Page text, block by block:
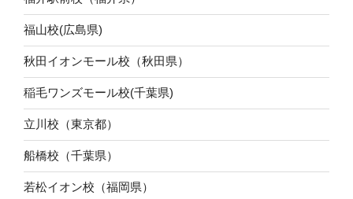
福山校(広島県)
秋田イオンモール校（秋田県）
稲毛ワンズモール校(千葉県)
立川校（東京都）
船橋校（千葉県）
若松イオン校（福岡県）